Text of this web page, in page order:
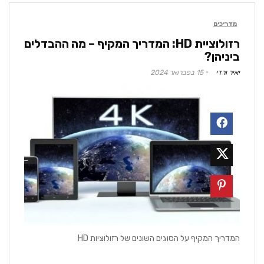
מדריכים
רזולוציית HD: המדריך המקיף – מה ההבדלים
ביניהן?
יאיר ורדי 15 בפברואר 2024
המדריך המקיף על הסוגים השונים של רזולוציות HD